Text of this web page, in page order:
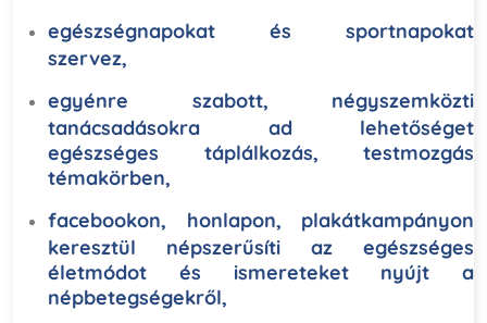
egészségnapokat és sportnapokat
szervez,
egyénre szabott, négyszemközti
tanácsadásokra ad lehetőséget
egészséges táplálkozás, testmozgás
témakörben,
facebookon, honlapon, plakátkampányon
keresztül népszerűsíti az egészséges
életmódot és ismereteket nyújt a
népbetegségekről,